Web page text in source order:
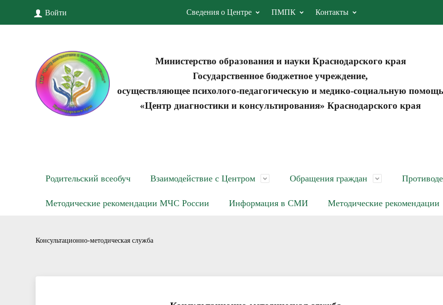
Войти Сведения о Центре ПМПК Контакты
Министерство образования и науки Краснодарского края
Государственное бюджетное учреждение,
осуществляющее психолого-педагогическую и медико-социальную помощь
«Центр диагностики и консультирования» Краснодарского края
Родительский всеобуч Взаимодействие с Центром
Информационные буклеты для родителей
Обращения граждан
Отзывы
Нормативно правовые акты в сфере
Методические рекомендации МЧС России Информация в СМИ Методические рекомендации
Консультационно-методическая служба